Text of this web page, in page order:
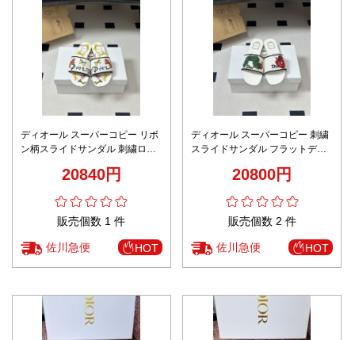
ディオール スーパーコピー リボ
ン柄スライドサンダル 刺繍ロゴ
20840円
販売個数 1 件
佐川急便 HOT
ディオール スーパーコピー 刺繍
スライドサンダル フラットデザ
20800円
販売個数 2 件
佐川急便 HOT